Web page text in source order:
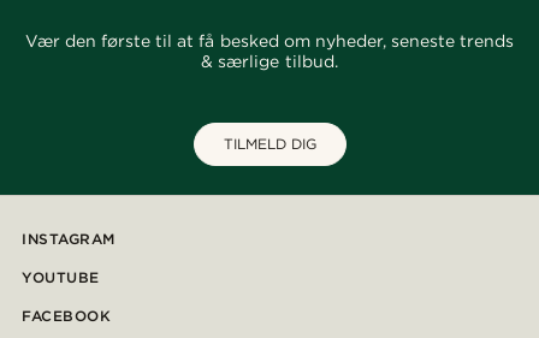
Vær den første til at få besked om nyheder, seneste trends
& særlige tilbud.
TILMELD DIG
INSTAGRAM
YOUTUBE
FACEBOOK